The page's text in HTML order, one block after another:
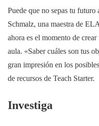
Puede que no sepas tu
Schmalz, una maestra de
ahora es el momento de
aula. «Saber cuáles son tus
gran impresión en los
de recursos de Teach Starter.
Investiga